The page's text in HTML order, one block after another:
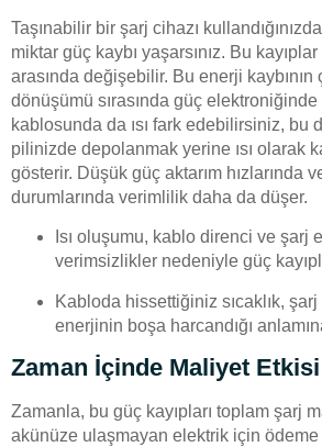
Taşınabilir bir şarj cihazı
miktar güç kaybı yaşarsınız. Bu
arasında değişebilir. Bu enerji kaybının
dönüşümü sırasında güç
kablosunda da ısı fark edebilirsiniz, bu
pilinizde depolanmak yerine ısı olarak
gösterir. Düşük güç aktarım hızlarında
durumlarında verimlilik daha da düşer.
Isı oluşumu, kablo direnci ve şarj
verimsizlikler nedeniyle güç
Kabloda hissettiğiniz sıcaklık, şarj
enerjinin boşa harcandığı
Zaman İçinde Maliyet Etkisi
Zamanla, bu güç kayıpları toplam şarj
akünüze ulaşmayan elektrik için ödeme